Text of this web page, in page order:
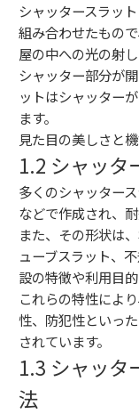
シャッタースラッ
組み合わせたもの
屋の中への光の射
シャッター部分が
ットはシャッター
ます。
見た目の美しさと
1.2 シャッタ
多くのシャッター
などで作成され、
また、その形状は
ューブスラット、
設の特徴や利用目
これらの特性によ
性、防犯性といっ
されています。
1.3 シャッタ
法